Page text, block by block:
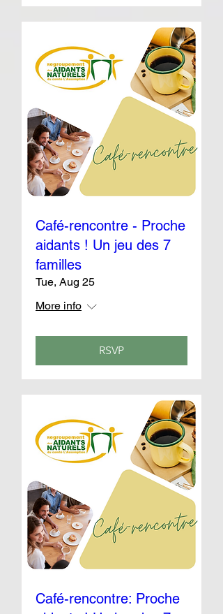
Café-rencontre - Proche
aidants ! Un jeu des 7
familles
Tue, Aug 25
More info
RSVP
Café-rencontre: Proche